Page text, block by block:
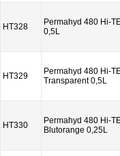
HT328
Permahyd 480 Hi-
0,5L
HT329
Permahyd 480 Hi-
Transparent 0,5L
HT330
Permahyd 480 Hi-
Blutorange 0,25L